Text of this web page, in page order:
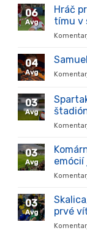
06
Avg
Hráč
tímu v
04
Avg
03
Avg
03
Avg
emócií
03
Avg
prvé